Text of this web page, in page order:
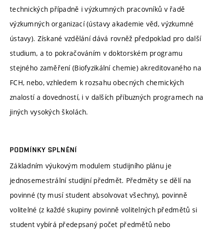
technických případně i výzkumných pracovníků v řadě
výzkumných organizací (ústavy akademie věd, výzkumné
ústavy). Získané vzdělání dává rovněž předpoklad pro další
studium, a to pokračováním v doktorském programu
stejného zaměření (Biofyzikální chemie) akreditovaného na
FCH, nebo, vzhledem k rozsahu obecných chemických
znalostí a dovedností, i v dalších příbuzných programech na
jiných vysokých školách.
PODMÍNKY SPLNĚNÍ
Základním výukovým modulem studijního plánu je
jednosemestrální studijní předmět. Předměty se dělí na
povinné (ty musí student absolvovat všechny), povinně
volitelné (z každé skupiny povinně volitelných předmětů si
student vybírá předepsaný počet předmětů nebo